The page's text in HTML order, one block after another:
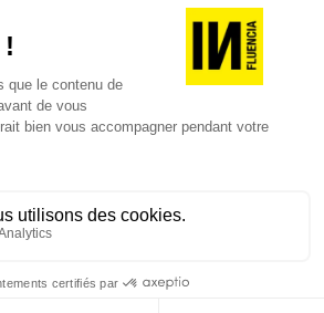
Agence web:Novius